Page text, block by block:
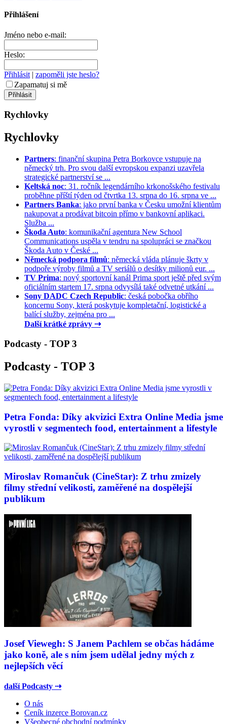
Přihlášení
Jméno nebo e-mail:
Heslo:
Přihlásit | zapoměli jste heslo?
Zapamatuj si mě
Rychlovky
Rychlovky
Partners: finanční skupina Petra Borkovce vstupuje na
německý trh. Pro svou další evropskou expanzi uzavřela
strategické partnerství se ...
Keltská noc: 31. ročník legendárního krkonošského festivalu
proběhne příští týden od čtvrtka 13. srpna do 16. srpna ve ...
Partners Banka: jako první banka v Česku umožní klientům
nakupovat a prodávat bitcoin přímo v bankovní aplikaci.
Služba ...
Škoda Auto: komunikační agentura New School
Communications uspěla v tendru na spolupráci se značkou
Škoda Auto v České ...
Německá podpora filmů: německá vláda plánuje škrty v
podpoře výroby filmů a TV seriálů o desítky milionů eur. ...
TV Prima: nový sportovní kanál Prima sport ještě před svým
oficiálním startem 17. srpna odvysílá také odvetné utkání ...
Sony DADC Czech Republic: česká pobočka obřího
koncernu Sony, která poskytuje kompletační, logistické a
balící služby, zejména pro ...
Další krátké zprávy ⇢
Podcasty - TOP 3
Podcasty - TOP 3
Petra Fonda: Díky akvizici Extra Online Media jsme
vyrostli v segmentech food, entertainment a lifestyle
Miroslav Romančuk (CineStar): Z trhu zmizely
filmy střední velikosti, zaměřené na dospělejší
publikum
Josef Viewegh: S Janem Pachlem se občas hádáme
jako koně, ale s ním jsem udělal jedny mých z
nejlepších věcí
další Podcasty ⇢
O nás
Ceník inzerce Borovan.cz
Všeobecné obchodní podmínky